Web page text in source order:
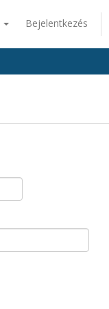
Bejelentkezés